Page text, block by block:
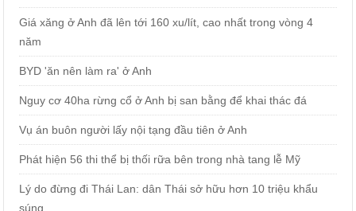
Giá xăng ở Anh đã lên tới 160 xu/lít, cao nhất trong vòng 4
năm
BYD 'ăn nên làm ra' ở Anh
Nguy cơ 40ha rừng cổ ở Anh bị san bằng để khai thác đá
Vụ án buôn người lấy nội tạng đầu tiên ở Anh
Phát hiện 56 thi thể bị thối rữa bên trong nhà tang lễ Mỹ
Lý do đừng đi Thái Lan: dân Thái sở hữu hơn 10 triệu khẩu
súng